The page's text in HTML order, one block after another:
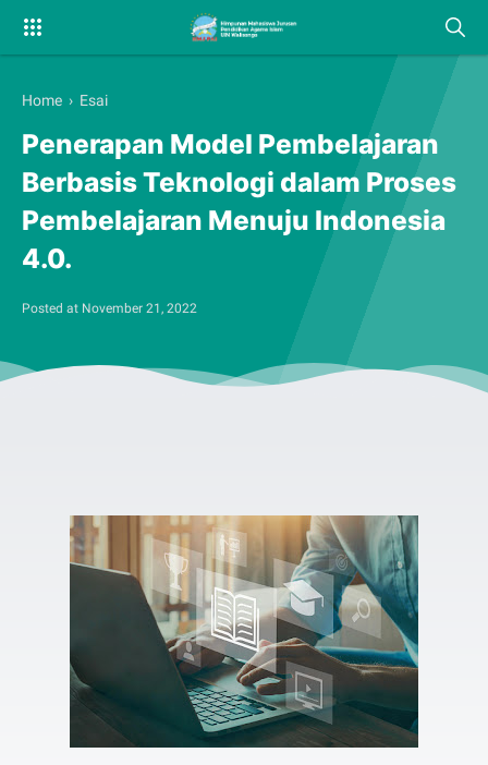
Home › Esai
Penerapan Model Pembelajaran
Berbasis Teknologi dalam Proses
Pembelajaran Menuju Indonesia
4.0.
Posted at November 21, 2022